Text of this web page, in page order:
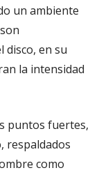
un ambiente
disco, en su
la intensidad
puntos fuertes,
respaldados
como